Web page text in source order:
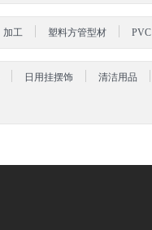
加工 塑料方管型材 PVC
日用挂摆饰 清洁用品